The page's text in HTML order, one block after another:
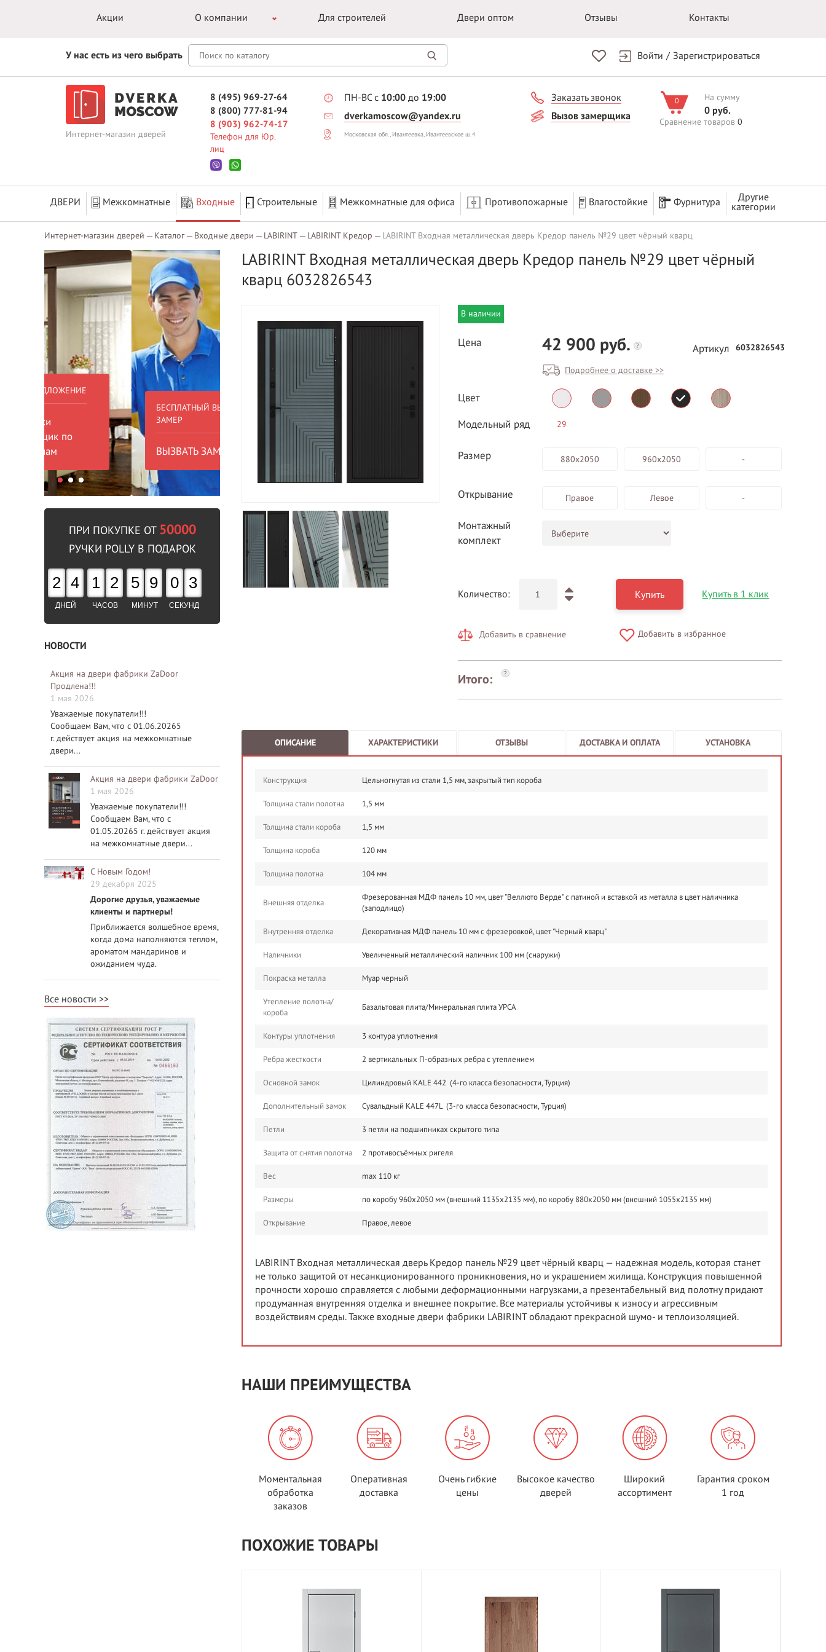
Акции О компании Для строителей Двери оптом Отзывы Контакты
У нас есть из чего выбрать Войти / Зарегистрироваться
Интернет-магазин дверей
8 (495) 969-27-64
8 (800) 777-81-94
8 (903) 962-74-17
Телефон для Юр.
лиц
ПН-ВС с 10:00 до 19:00
dverkamoscow@yandex.ru
Московская обл., Ивантеевка, Ивантеевское ш. 4
Заказать звонок
Вызов замерщика
0 На сумму
0 руб.
Сравнение товаров 0
ДВЕРИ Межкомнатные Входные Строительные Межкомнатные для офиса Противопожарные Влагостойкие Фурнитура
Другие
категории
Интернет-магазин дверей Каталог Входные двери LABIRINT LABIRINT Кредор LABIRINT Входная металлическая дверь Кредор панель №29 цвет чёрный кварц
БЕСПЛАТНЫЙ ВЫЕЗД НА
ВЫЗВАТЬ ЗАМЕРЩИКА
БЕСПЛАТНАЯ ДОСТАВКА ОТ 40
В пределах МКАД
Двери фабрики
выгодным ценам
БЕСПЛАТНЫЙ ВЫЕЗД НА
ПРИ ПОКУПКЕ ОТ 50000
РУЧКИ POLLY В ПОДАРОК
2 4
ДНЕЙ
1 2
ЧАСОВ
5 9
МИНУТ
0 2
СЕКУНД
НОВОСТИ
Акция на двери фабрики ZaDoor
Продлена!!!
1 мая 2026
Уважаемые покупатели!!!
Сообщаем Вам, что с 01.06.20265
г. действует акция на межкомнатные
двери...
Акция на двери фабрики ZaDoor
1 мая 2026
Уважаемые покупатели!!!
Сообщаем Вам, что с
01.05.20265 г. действует акция
на межкомнатные двери...
С Новым Годом!
29 декабря 2025
Дорогие друзья, уважаемые
клиенты и партнеры!
Приближается волшебное время,
когда дома наполняются теплом,
ароматом мандаринов и
ожиданием чуда.
Все новости
LABIRINT Входная металлическая дверь Кредор панель №29 цвет чёрный
кварц 6032826543
В наличии
Цена 42 900 руб. ?
Подробнее о доставке >>
Артикул 6032826543
Цвет
Модельный ряд 29
Размер 880х2050 960х2050 -
Открывание Правое Левое -
Монтажный
комплект
Количество: Купить Купить в 1 клик
Добавить в сравнение Добавить в избранное
Итого: ?
ОПИСАНИЕ ХАРАКТЕРИСТИКИ ОТЗЫВЫ ДОСТАВКА И ОПЛАТА УСТАНОВКА
Конструкция Цельногнутая из стали 1,5 мм, закрытый тип короба
Толщина стали полотна 1,5 мм
Толщина стали короба 1,5 мм
Толщина короба 120 мм
Толщина полотна 104 мм
Внешняя отделка
Фрезерованная МДФ панель 10 мм, цвет "Веллюто Верде" с патиной и вставкой из металла в цвет наличника
(заподлицо)
Внутренняя отделка Декоративная МДФ панель 10 мм с фрезеровкой, цвет "Черный кварц"
Наличники Увеличенный металлический наличник 100 мм (снаружи)
Покраска металла Муар черный
Утепление полотна/
короба
Базальтовая плита/Минеральная плита УРСА
Контуры уплотнения 3 контура уплотнения
Ребра жесткости 2 вертикальных П-образных ребра с утеплением
Основной замок Цилиндровый KALE 442 (4-го класса безопасности, Турция)
Дополнительный замок Сувальдный KALE 447L (3-го класса безопасности, Турция)
Петли 3 петли на подшипниках скрытого типа
Защита от снятия полотна 2 противосъёмных ригеля
Вес m​ax 110 кг
Размеры по коробу 960х2050 мм (внешний 1135х2135 мм), по коробу 880х2050 мм (внешний 1055х2135 мм)
Открывание Правое, левое
LABIRINT Входная металлическая дверь Кредор панель №29 цвет чёрный кварц — надежная модель, которая станет
не только защитой от несанкционированного проникновения, но и украшением жилища. Конструкция повышенной
прочности хорошо справляется с любыми деформационными нагрузками, а презентабельный вид полотну придают
продуманная внутренняя отделка и внешнее покрытие. Все материалы устойчивы к износу и агрессивным
воздействиям среды. Также входные двери фабрики LABIRINT обладают прекрасной шумо- и теплоизоляцией.
НАШИ ПРЕИМУЩЕСТВА
Моментальная
обработка
заказов
Оперативная
доставка
Очень гибкие
цены
Высокое качество
дверей
Широкий
ассортимент
Гарантия сроком
1 год
ПОХОЖИЕ ТОВАРЫ